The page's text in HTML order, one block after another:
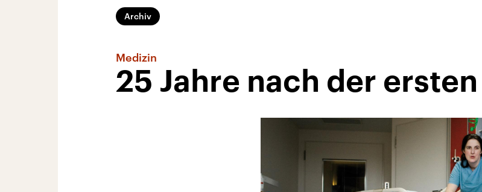
Archiv
Medizin
25 Jahre nach der